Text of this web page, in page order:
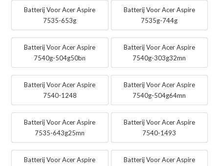
Batterij Voor Acer Aspire
7535-653g
Batterij Voor Acer Aspire
7535g-744g
Batterij Voor Acer Aspire
7540g-504g50bn
Batterij Voor Acer Aspire
7540g-303g32mn
Batterij Voor Acer Aspire
7540-1248
Batterij Voor Acer Aspire
7540g-504g64mn
Batterij Voor Acer Aspire
7535-643g25mn
Batterij Voor Acer Aspire
7540-1493
Batterij Voor Acer Aspire
Batterij Voor Acer Aspire